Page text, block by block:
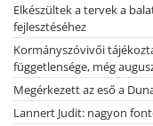
Elkészültek a tervek a
fejlesztéséhez
Kormányszóvivői
függetlensége, még
Megérkezett az eső a
Lannert Judit: nagyon